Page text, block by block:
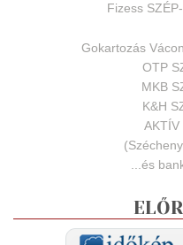
Fizess
Gokartozás
OTP
MKB
K&H
AKTÍV
...és